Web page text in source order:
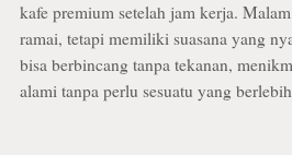
kafe premium setelah jam kerja.
ramai, tetapi memiliki suasana yang
bisa berbincang tanpa tekanan,
alami tanpa perlu sesuatu yang